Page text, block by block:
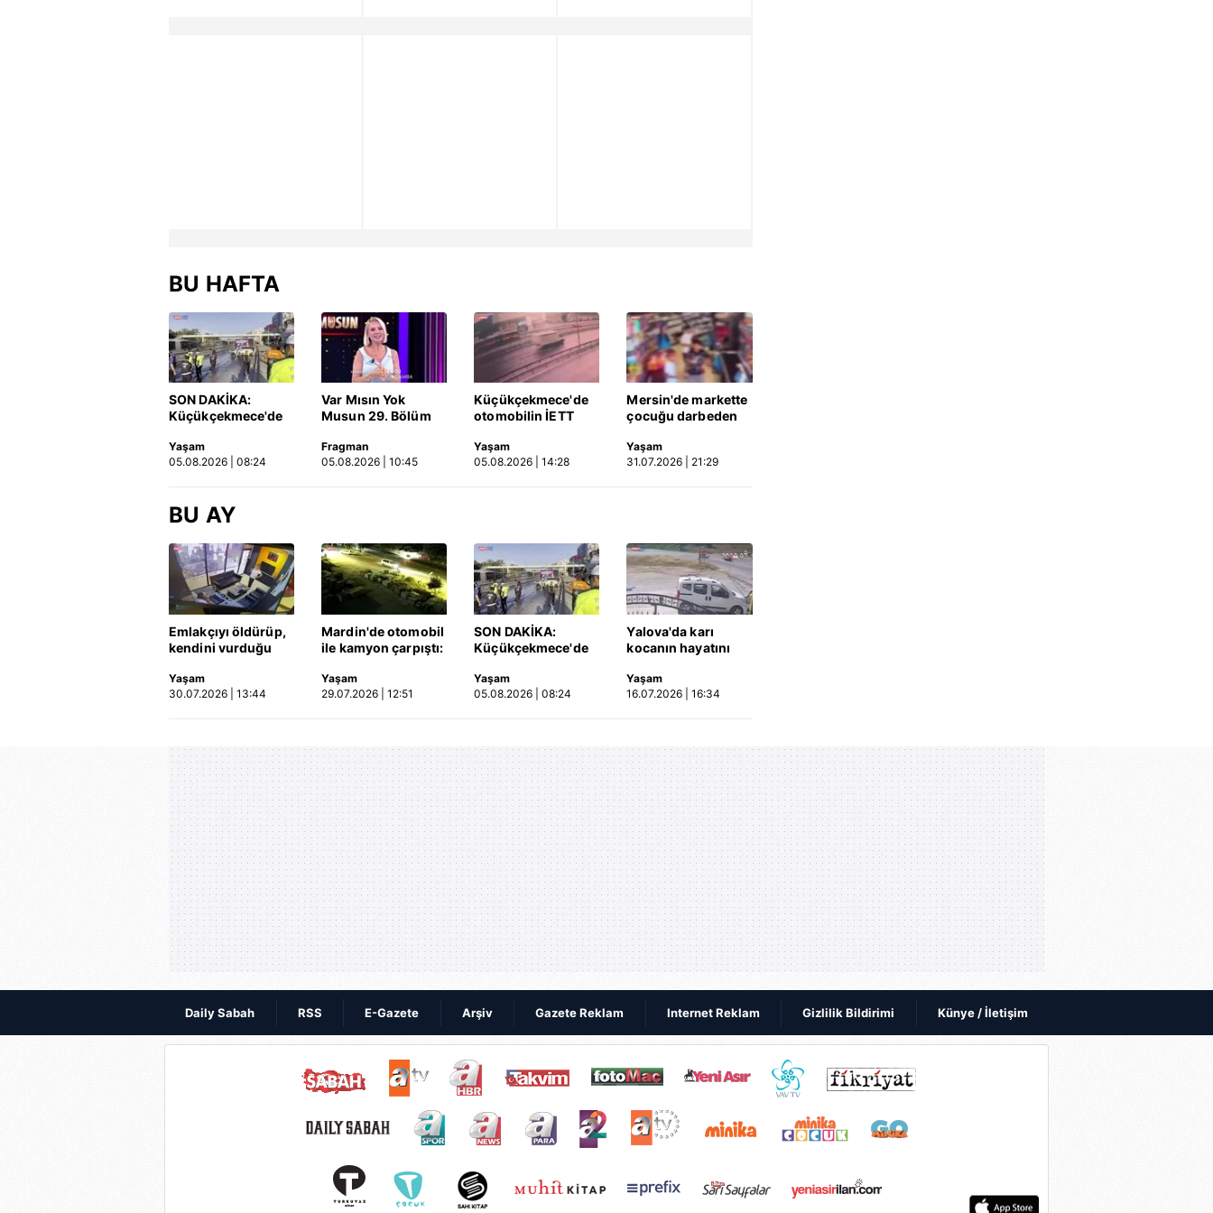
BU HAFTA
SON DAKİKA:
Küçükçekmece'de
Otomobil, İETT
otobüsüne çarptı: 3
Yaşam
05.08.2026 | 08:24
Var Mısın Yok
Musun 29. Bölüm
yayınlandı | Video
Fragman
05.08.2026 | 10:45
Küçükçekmece'de
otomobilin İETT
kaza kamerada |
Video
Yaşam
05.08.2026 | 14:28
Mersin'de markette
çocuğu darbeden
Yaşam
31.07.2026 | 21:29
BU AY
Emlakçıyı öldürüp,
kendini vurduğu
ortaya çıktı | Video
Yaşam
30.07.2026 | 13:44
Mardin'de otomobil
ile kamyon çarpıştı:
hayatını kaybetti!
Kaza anı kamerada
Yaşam
29.07.2026 | 12:51
SON DAKİKA:
Küçükçekmece'de
Otomobil, İETT
otobüsüne çarptı: 3
Yaşam
05.08.2026 | 08:24
Yalova'da karı
kocanın hayatını
motosiklet kazası
saniye saniye
Yaşam
16.07.2026 | 16:34
Daily Sabah RSS E-Gazete Arşiv Gazete Reklam Internet Reklam Gizlilik Bildirimi Künye / İletişim